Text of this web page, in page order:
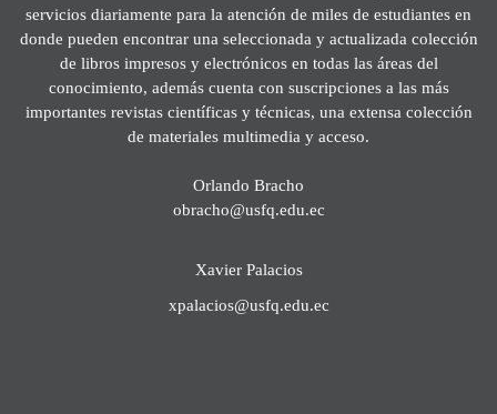
servicios diariamente para la atención de miles de estudiantes en
donde pueden encontrar una seleccionada y actualizada colección
de libros impresos y electrónicos en todas las áreas del
conocimiento, además cuenta con suscripciones a las más
importantes revistas científicas y técnicas, una extensa colección
de materiales multimedia y acceso.
Orlando Bracho
obracho@usfq.edu.ec
Xavier Palacios
xpalacios@usfq.edu.ec